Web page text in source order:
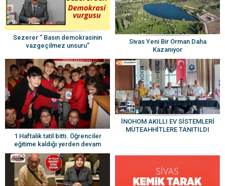
Sezerer “ Basın demokrasinin
vazgeçilmez unsuru”
Sivas Yeni Bir Orman Daha
Kazanıyor
1 Haftalık tatil bitti. Öğrenciler
eğitime kaldığı yerden devam
edecek
İNOHOM AKILLI EV SİSTEMLERİ
MÜTEAHHİTLERE TANITILDI